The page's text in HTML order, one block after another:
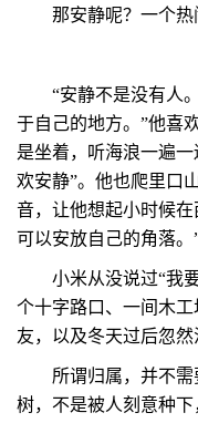
那安静呢？一个热
“安静不是没有人。
于自己的地方。”他喜
是坐着，听海浪一遍
欢安静”。他也爬里口
音，让他想起小时候
可以安放自己的角落。
小米从没说过“我要
个十字路口、一间木
友，以及冬天过后忽然
所谓归属，并不需
树，不是被人刻意种